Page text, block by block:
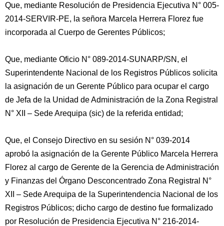
Que, mediante Resolución de Presidencia Ejecutiva N° 005-
2014-SERVIR-PE, la señora Marcela Herrera Florez fue
incorporada al Cuerpo de Gerentes Públicos;
Que, mediante Oficio N° 089-2014-SUNARP/SN, el
Superintendente Nacional de los Registros Públicos solicita
la asignación de un Gerente Público para ocupar el cargo
de Jefa de la Unidad de Administración de la Zona Registral
N° XII – Sede Arequipa (sic) de la referida entidad;
Que, el Consejo Directivo en su sesión N° 039-2014
aprobó la asignación de la Gerente Público Marcela Herrera
Florez al cargo de Gerente de la Gerencia de Administración
y Finanzas del Órgano Desconcentrado Zona Registral N°
XII – Sede Arequipa de la Superintendencia Nacional de los
Registros Públicos; dicho cargo de destino fue formalizado
por Resolución de Presidencia Ejecutiva N° 216-2014-